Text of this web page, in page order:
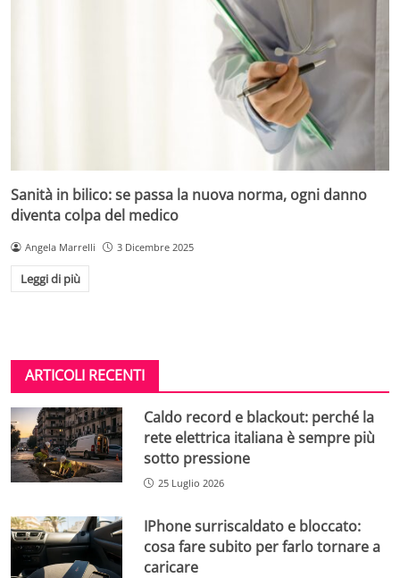
Sanità in bilico: se passa la nuova norma, ogni danno
diventa colpa del medico
Angela Marrelli 3 Dicembre 2025
Leggi di più
ARTICOLI RECENTI
Caldo record e blackout: perché la
rete elettrica italiana è sempre più
sotto pressione
25 Luglio 2026
IPhone surriscaldato e bloccato:
cosa fare subito per farlo tornare a
caricare